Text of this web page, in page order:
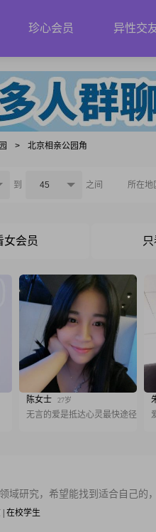
珍心会员 异性交
> 北京相亲公园角
到 45 之间 所在地
女会员
陈女士 27岁
无言的爱是抵达心灵最快途径
域研究，希望能找到适合自己的
| 在校学生